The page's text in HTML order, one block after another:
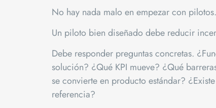
No hay nada malo en empezar con
Un piloto bien diseñado debe reducir
Debe responder preguntas concretas.
solución? ¿Qué KPI mueve? ¿Qué
se convierte en producto estándar?
referencia?